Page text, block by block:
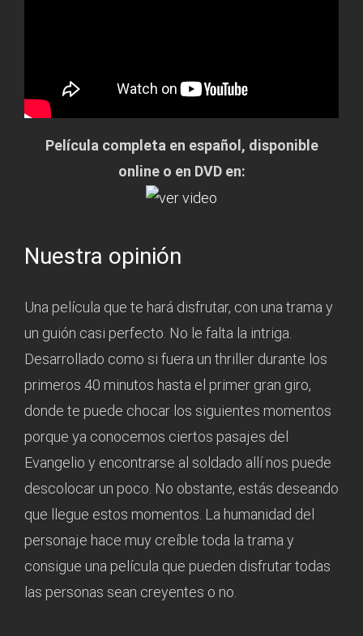
Película completa en español, disponible
online o en DVD en:
Nuestra opinión
Una película que te hará disfrutar, con una trama y
un guión casi perfecto. No le falta la intriga.
Desarrollado como si fuera un thriller durante los
primeros 40 minutos hasta el primer gran giro,
donde te puede chocar los siguientes momentos
porque ya conocemos ciertos pasajes del
Evangelio y encontrarse al soldado allí nos puede
descolocar un poco. No obstante, estás deseando
que llegue estos momentos. La humanidad del
personaje hace muy creíble toda la trama y
consigue una película que pueden disfrutar todas
las personas sean creyentes o no.